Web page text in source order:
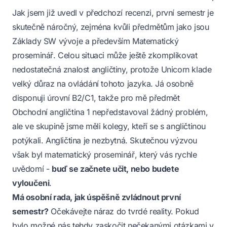
Jak jsem již uvedl v předchozí recenzi, první semestr je
skutečně náročný, zejména kvůli předmětům jako jsou
Základy SW vývoje a především Matematický
proseminář. Celou situaci může ještě zkomplikovat
nedostatečná znalost angličtiny, protože Unicorn klade
velký důraz na ovládání tohoto jazyka. Já osobně
disponuji úrovní B2/C1, takže pro mě předmět
Obchodní angličtina 1 nepředstavoval žádný problém,
ale ve skupině jsme měli kolegy, kteří se s angličtinou
potýkali. Angličtina je nezbytná. Skutečnou výzvou
však byl matematický proseminář, který vás rychle
uvědomí - buď se začnete učit, nebo budete
vyloučeni.
Má osobní rada, jak úspěšně zvládnout první
semestr?Očekávejte náraz do tvrdé reality. Pokud